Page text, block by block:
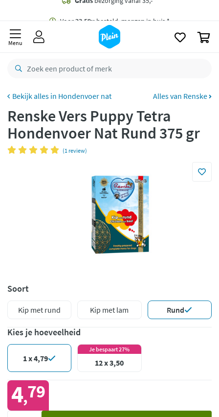
besteld,
retourneren
CO2 neutraal
Betaal met Klarna
Menu
Hondenvoer nat Alles van Renske
Renske Vers Puppy Tetra
Hondenvoer Nat Rund 375 gr
(1 review)
Soort
Kip met rund Kip met lam Rund
Kies je hoeveelheid
1 x 4,79
Je bespaart 27%
12 x 3,50
4,79